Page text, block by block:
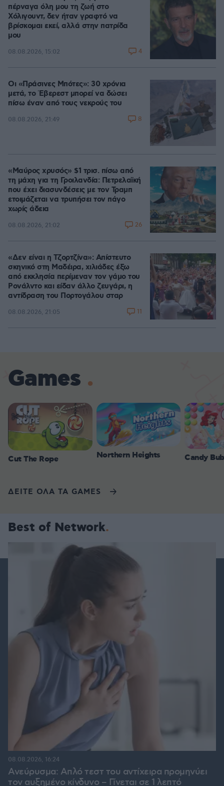
πέρναγα όλη μου τη ζωή στο
Χόλιγουντ, δεν ήταν γραφτό να
βρίσκομαι εκεί, αλλά στην πατρίδα
μου
08.08.2026, 15:02 4
Οι «Πράσινες Μπότες»: 30 χρόνια
μετά, το Έβερεστ μπορεί να δώσει
πίσω έναν από τους νεκρούς του
08.08.2026, 21:49 8
«Μαύρος χρυσός» $1 τρισ. πίσω από
τη μάχη για τη Γροιλανδία: Πετρελαϊκή
που έχει διασυνδέσεις με τον Τραμπ
ετοιμάζεται να τρυπήσει τον πάγο
χωρίς άδεια
08.08.2026, 21:02 26
«Δεν είναι η Τζορτζίνα»: Απίστευτο
σκηνικό στη Μαδέιρα, χιλιάδες έξω
από εκκλησία περίμεναν τον γάμο του
Ρονάλντο και είδαν άλλο ζευγάρι, η
αντίδραση του Πορτογάλου σταρ
08.08.2026, 21:05 11
Games
Cut The Rope Northern Heights Candy
ΔΕΙΤΕ ΟΛΑ ΤΑ GAMES
Best of Network
Ανεύρυσμα: Απλό τεστ του αντίχειρα προμηνύει
τον αυξημένο κίνδυνο – Γίνεται σε 1 λεπτό
08.08.2026, 16:24